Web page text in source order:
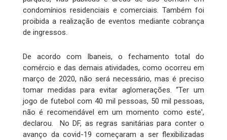
condomínios residenciais e comerciais. Também foi
proibida a realização de eventos mediante cobrança
de ingressos.
De acordo com Ibaneis, o fechamento total do
comércio e das demais atividades, como ocorreu em
março de 2020, não será necessário, mas é preciso
tomar medidas para evitar aglomerações. “Ter um
jogo de futebol com 40 mil pessoas, 50 mil pessoas,
não é recomendável em um momento como este',
declarou. No DF, as regras sanitárias para conter o
avanço da covid-19 começaram a ser flexibilizadas